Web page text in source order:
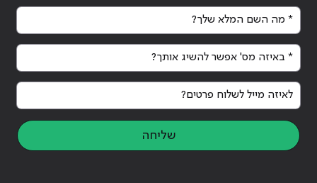
* מה השם המלא שלך?
* באיזה מס' אפשר להשיג אותך?
לאיזה מייל לשלוח פרטים?
שליחה